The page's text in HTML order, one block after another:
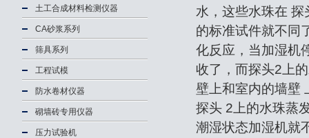
土工合成材料检测仪器
CA砂浆系列
筛具系列
工程试模
防水卷材仪器
砌墙砖专用仪器
压力试验机
水，这些水珠在
的标准试件就不同
化反应，当加湿机
收了，而探头2上
壁上和室内的墙壁
探头 2上的水珠蒸
潮湿状态加湿机就